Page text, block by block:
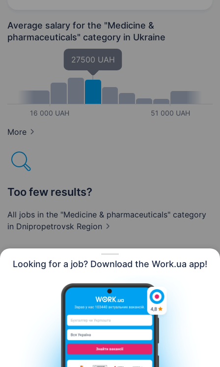
Looking for a job? Download the Work.ua app!
Average salary for the "Medicine &
pharmaceuticals" category in Ukraine
16 000 UAH
27500 UAH
51 000 UAH
More
Too few results?
All jobs in the "Medicine & pharmaceuticals" category
in Dnipropetrovsk Region
Contact us About us Сareer